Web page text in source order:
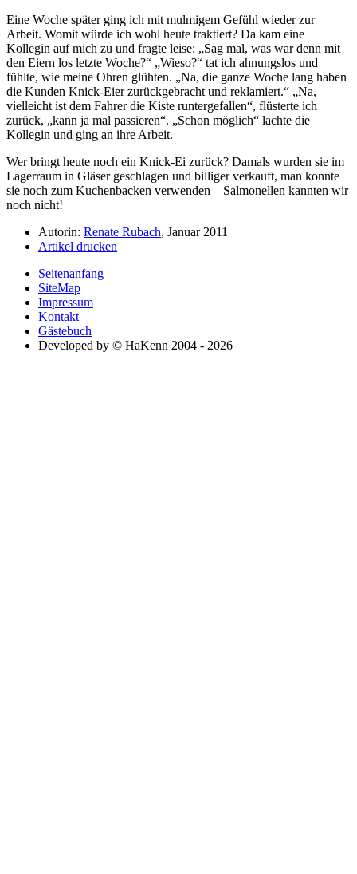
Eine Woche später ging ich mit mulmigem Gefühl wieder zur
Arbeit. Womit würde ich wohl heute traktiert? Da kam eine
Kollegin auf mich zu und fragte leise:
Sag mal, was war denn mit
den Eiern los letzte Woche?
Wieso?
tat ich ahnungslos und
fühlte, wie meine Ohren glühten.
Na, die ganze Woche lang haben
die Kunden Knick-Eier zurückgebracht und reklamiert.
Na,
vielleicht ist dem Fahrer die Kiste runtergefallen , flüsterte ich
zurück,
kann ja mal passieren . Schon möglich
lachte die
Kollegin und ging an ihre Arbeit.
Wer bringt heute noch ein Knick-Ei zurück? Damals wurden sie im
Lagerraum in Gläser geschlagen und billiger verkauft, man konnte
sie noch zum Kuchenbacken verwenden – Salmonellen kannten wir
noch nicht!
Autorin: Renate Rubach, Januar 2011
Artikel drucken
Seitenanfang
SiteMap
Impressum
Kontakt
Gästebuch
Developed by © HaKenn 2004 - 2026